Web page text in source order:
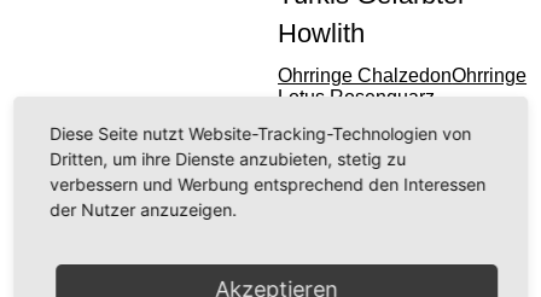
Youtube-
Service zu
laden!
Howlith
Ohrringe ChalzedonOhrringe
Lotus Rosenquarz
28,00 €(inkl. MwSt.)
(23,53 € exkl. MwSt.)
Diese Seite nutzt Website-Tracking-Technologien von
Dritten, um ihre Dienste anzubieten, stetig zu
verbessern und Werbung entsprechend den Interessen
der Nutzer anzuzeigen.
Akzeptieren